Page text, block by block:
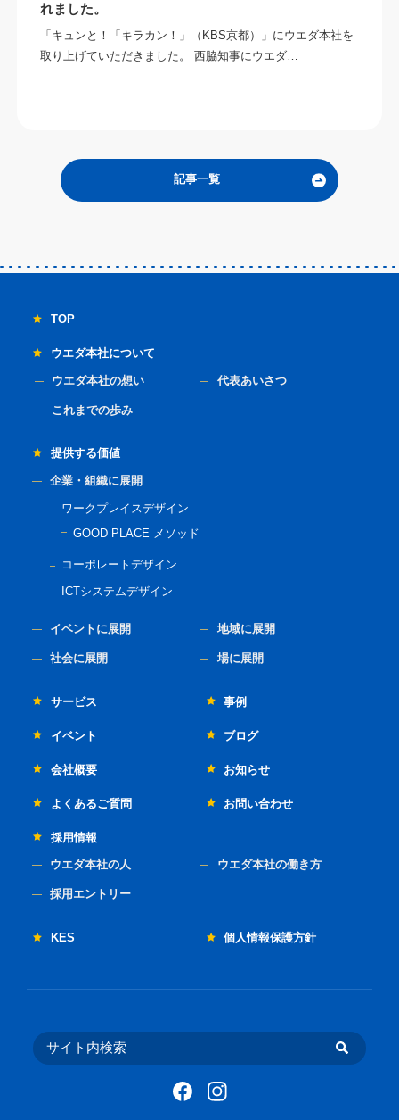
れました。
「キュンと！「キラカン！」（KBS京都）」にウエダ本社を
取り上げていただきました。 西脇知事にウエダ…
記事一覧
TOP
ウエダ本社について
ウエダ本社の想い 代表あいさつ
これまでの歩み
提供する価値
企業・組織に展開
ワークプレイスデザイン
GOOD PLACE メソッド
コーポレートデザイン
ICTシステムデザイン
イベントに展開 地域に展開
社会に展開 場に展開
サービス 事例
イベント ブログ
会社概要 お知らせ
よくあるご質問 お問い合わせ
採用情報
ウエダ本社の人 ウエダ本社の働き方
採用エントリー
KES 個人情報保護方針